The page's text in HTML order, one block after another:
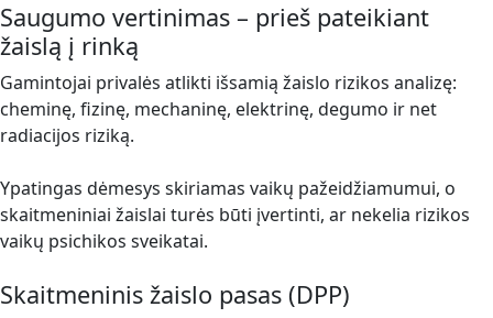
Saugumo vertinimas – prieš pateikiant
žaislą į rinką
Gamintojai privalės atlikti išsamią žaislo rizikos analizę:
cheminę, fizinę, mechaninę, elektrinę, degumo ir net
radiacijos riziką.
Ypatingas dėmesys skiriamas vaikų pažeidžiamumui, o
skaitmeniniai žaislai turės būti įvertinti, ar nekelia rizikos
vaikų psichikos sveikatai.
Skaitmeninis žaislo pasas (DPP)